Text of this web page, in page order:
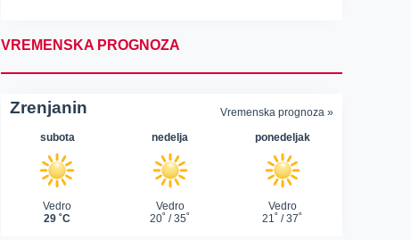
VREMENSKA PROGNOZA